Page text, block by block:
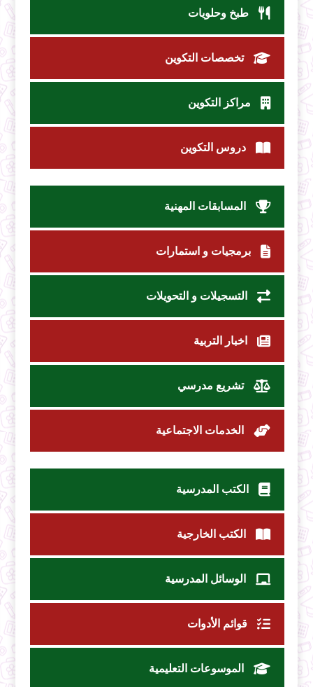
طبخ وحلويات
تخصصات التكوين
مراكز التكوين
دروس التكوين
المسابقات المهنية
برمجيات و استمارات
التسجيلات و التحويلات
اخبار التربية
تشريع مدرسي
الخدمات الاجتماعية
الكتب المدرسية
الكتب الخارجية
الوسائل المدرسية
قوائم الأدوات
الموسوعات التعليمية